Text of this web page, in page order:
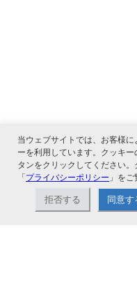
関
当ウェブサイトでは、お客様
ーを利用しています。クッキ
タンをクリックしてください
「プライバシーポリシー 」をご
拒否する 同意す